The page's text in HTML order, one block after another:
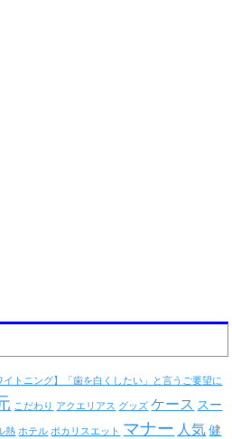
イトニング】「歯を白くしたい」と言うご要望に
こだわり アクエリアス グッズ ケース スー
熱 ホテル ポカリスエット マナー 人気 健